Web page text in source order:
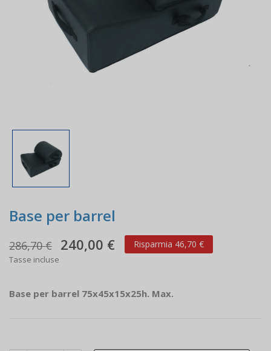
Base per barrel
286,70 € 240,00 € Risparmia 46,70 €
Tasse incluse
Base per barrel 75x45x15x25h. Max.